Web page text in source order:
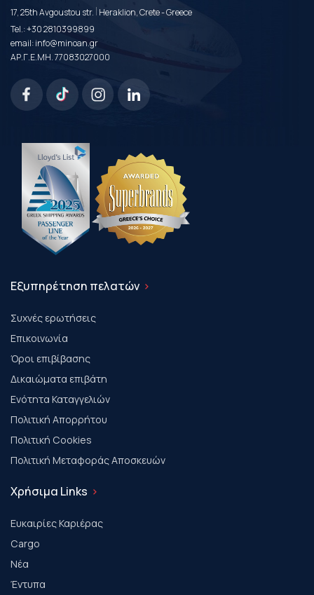
17, 25th Avgoustou str. | Heraklion, Crete - Greece
Tel.:+30 2810399899
email:info@minoan.gr
ΑΡ.Γ.Ε.ΜΗ. 77083027000
Εξυπηρέτηση πελατών
Συχνές ερωτήσεις
Επικοινωνία
Όροι επιβίβασης
Δικαιώματα επιβάτη
Ενότητα Καταγγελιών
Πολιτική Απορρήτου
Πολιτική Cookies
Πολιτική Μεταφοράς Αποσκευών
Χρήσιμα Links
Ευκαιρίες Καριέρας
Cargo
Νέα
Έντυπα